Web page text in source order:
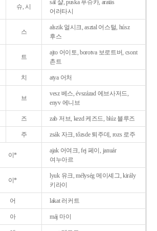
슈, 시
sál 샬, puska 푸슈카, aratás
어러타시
스
alszik 얼시크, asztal 어스털, húsz
후스
트
ajto 어이토, borotva 보로트버, csont
촌트
치 atya 어처
브
vesz 베스, évszázad 에브사저드,
enyv 에니브
즈 zab 저브, kezd 케즈드, blúz 블루즈
주 zsák 자크, tőzsde 퇴주데, rozs 로주
이*
ajak 어여크, fej 페이, január
여누아르
이*
lyuk 유크, mélység 메이셰그, király
키라이
어 lakat 러커트
아 máj 마이